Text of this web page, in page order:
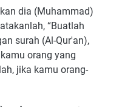
dia (Muhammad)
“Buatlah
surah (Al-Qur'an),
orang yang
jika kamu orang-